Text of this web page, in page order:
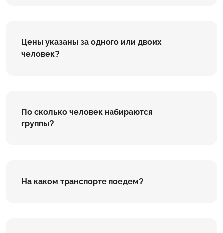
Цены указаны за одного или двоих
человек?
По сколько человек набираются
группы?
На каком транспорте поедем?